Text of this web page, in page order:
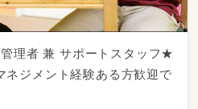
管理者 兼 サポートスタッフ★
ネジメント経験ある方歓迎で